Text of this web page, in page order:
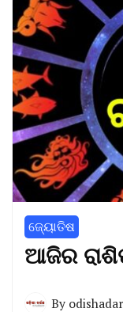
ଜ୍ୟୋତିଷ
ଆଜିର
By